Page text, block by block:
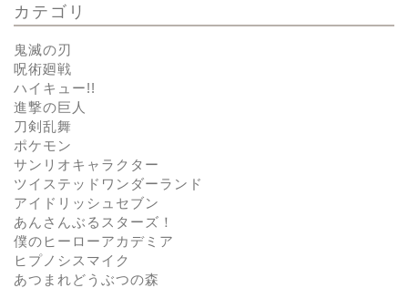
カテゴリ
鬼滅の刃
呪術廻戦
ハイキュー!!
進撃の巨人
刀剣乱舞
ポケモン
サンリオキャラクター
ツイステッドワンダーランド
アイドリッシュセブン
あんさんぶるスターズ！
僕のヒーローアカデミア
ヒプノシスマイク
あつまれどうぶつの森